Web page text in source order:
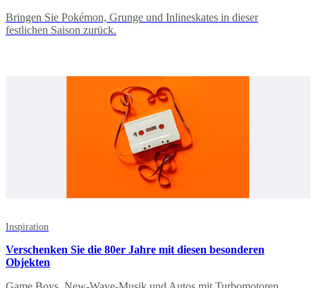
Bringen Sie Pokémon, Grunge und Inlineskates in dieser
festlichen Saison zurück.
Inspiration
Verschenken Sie die 80er Jahre mit diesen besonderen
Objekten